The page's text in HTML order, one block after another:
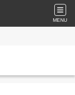
MENU